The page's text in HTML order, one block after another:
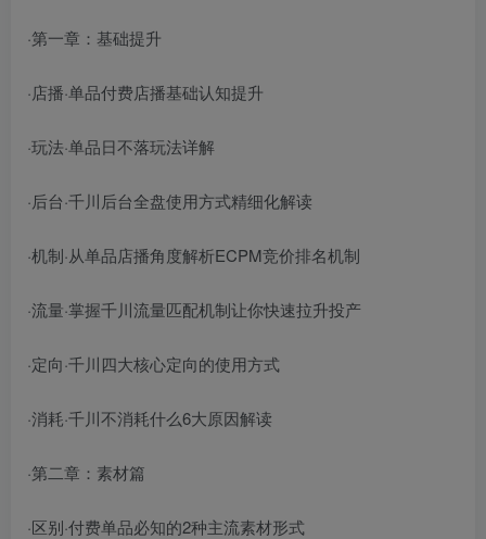
·第一章：基础提升
·店播·单品付费店播基础认知提升
·玩法·单品日不落玩法详解
·后台·千川后台全盘使用方式精细化解读
·机制·从单品店播角度解析ECPM竞价排名机制
·流量·掌握千川流量匹配机制让你快速拉升投产
·定向·千川四大核心定向的使用方式
·消耗·千川不消耗什么6大原因解读
·第二章：素材篇
·区别·付费单品必知的2种主流素材形式